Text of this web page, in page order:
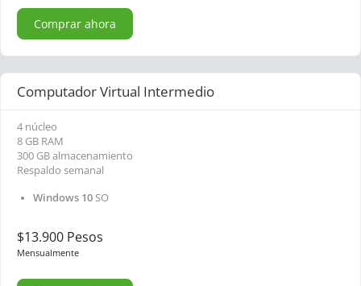
Comprar ahora
Computador Virtual Intermedio
4 núcleo
8 GB RAM
300 GB almacenamiento
Respaldo semanal
Windows 10SO
$13.900 Pesos
Mensualmente